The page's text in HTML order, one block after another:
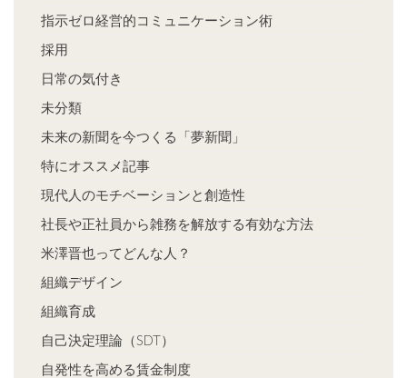
指示ゼロ経営的コミュニケーション術
採用
日常の気付き
未分類
未来の新聞を今つくる「夢新聞」
特にオススメ記事
現代人のモチベーションと創造性
社長や正社員から雑務を解放する有効な方法
米澤晋也ってどんな人？
組織デザイン
組織育成
自己決定理論（SDT）
自発性を高める賃金制度